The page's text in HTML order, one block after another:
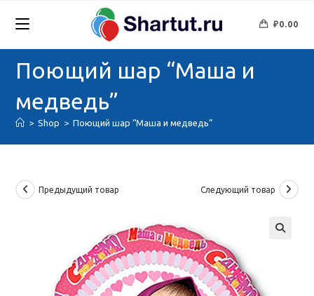
₽0.00
Поющий шар “Маша и
медведь”
> Shop > Поющий шар “Маша и медведь”
Предыдущий товар Следующий товар